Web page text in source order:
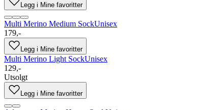
Legg i Mine favoritter
Multi Merino Medium SockUnisex
179,-
Legg i Mine favoritter
Multi Merino Light SockUnisex
129,-
Utsolgt
Legg i Mine favoritter